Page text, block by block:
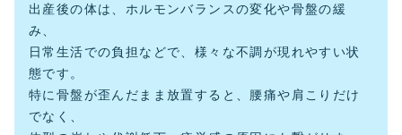
出産後の体は、ホルモンバランスの変化や骨盤の緩
み、
日常生活での負担などで、様々な不調が現れやすい状
態です。
特に骨盤が歪んだまま放置すると、腰痛や肩こりだけ
でなく、